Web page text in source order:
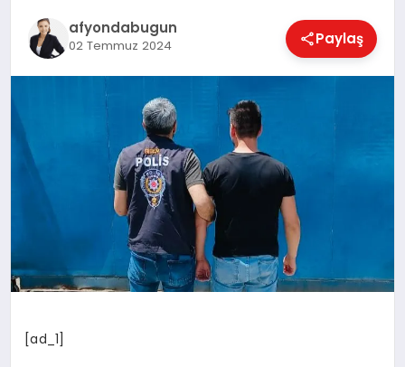
SAĞLIK
SPOR
afyondabugun
02 Temmuz 2024 Paylaş
[ad_1]